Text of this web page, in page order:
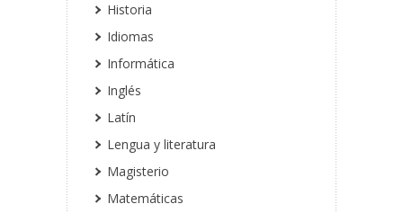
Historia
Idiomas
Informática
Inglés
Latín
Lengua y literatura
Magisterio
Matemáticas